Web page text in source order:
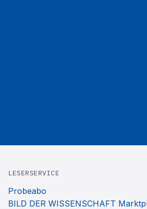
LESERSERVICE
Probeabo
BILD DER WISSENSCHAFT